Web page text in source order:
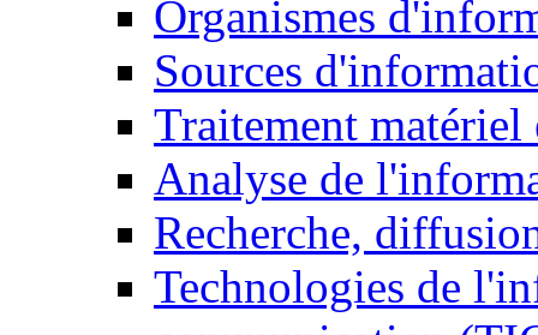
Organismes
Sources
Traitement matériel
Analyse de
Recherche,
Technologies de